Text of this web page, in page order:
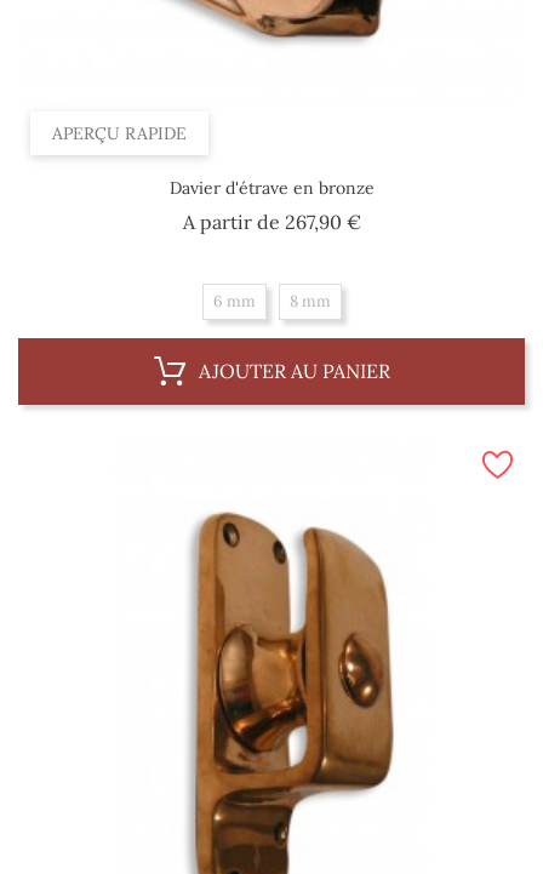
APERÇU RAPIDE
Davier d'étrave en bronze
A partir de 267,90 €Prix
6 mm 8 mm
AJOUTER AU PANIER